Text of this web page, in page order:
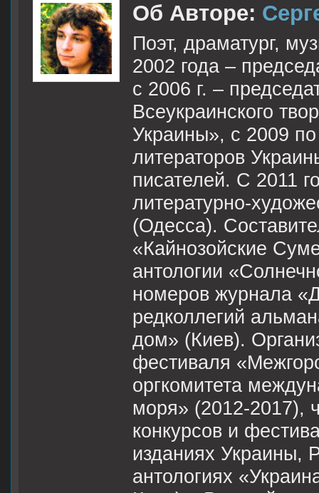
Об Авторе:
Поэт, драматург,
2002 года –
с 2006 г. –
Всеукраинского
Украины», с 2009 по
литераторов
писателей. С 2011
литературно-
(Одесса).
«Кайнозойские
антологии
номеров журнала
редколлегий
дом» (Киев).
фестиваля
оргкомитета
моря» (2012-2017),
конкурсов и
изданиях Украины,
антологиях